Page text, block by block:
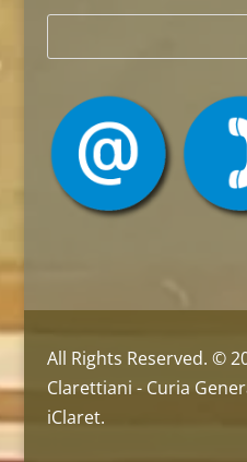
All Rights Reserved. ©
Clarettiani - Curia
iClaret.